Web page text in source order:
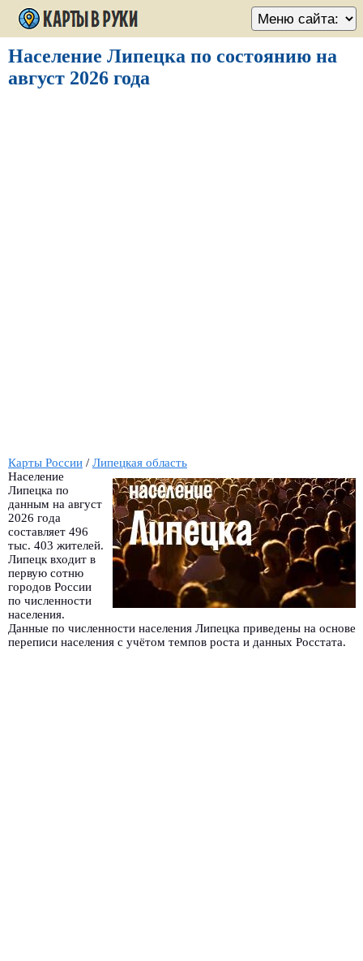
Население Липецка по состоянию на
август 2026 года
Карты России / Липецкая область
Население
Липецка по
данным на август
2026 года
составляет 496
тыс. 403 жителей.
Липецк входит в
первую сотню
городов России
по численности
населения.
Данные по численности населения Липецка приведены на основе
переписи населения с учётом темпов роста и данных Росстата.